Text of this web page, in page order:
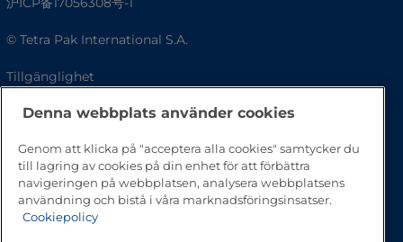
© Tetra Pak International S.A.
Tillgänglighet
Vanliga frågor
Denna webbplats använder cookies
Genom att klicka på "acceptera alla cookies" samtycker du
till lagring av cookies på din enhet för att förbättra
navigeringen på webbplatsen, analysera webbplatsens
användning och bistå i våra marknadsföringsinsatser.
Cookiepolicy